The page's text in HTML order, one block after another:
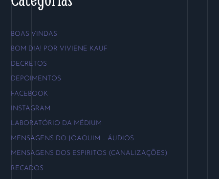
BOAS VINDAS
BOM DIA! POR VIVIENE KAUF
DECRETOS
DEPOIMENTOS
FACEBOOK
INSTAGRAM
LABORATÓRIO DA MÉDIUM
MENSAGENS DO JOAQUIM – ÁUDIOS
MENSAGENS DOS ESPIRITOS (CANALIZAÇÕES)
RECADOS